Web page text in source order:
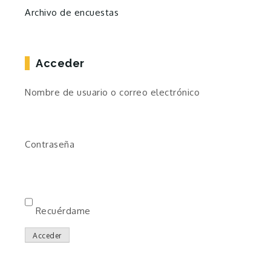
Archivo de encuestas
Acceder
Nombre de usuario o correo electrónico
Contraseña
Recuérdame
Acceder